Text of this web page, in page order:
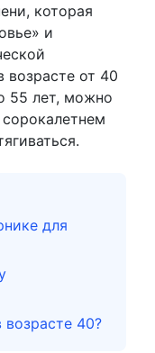
которая
и
возрасте от 40
55 лет, можно
для
возрасте 40?